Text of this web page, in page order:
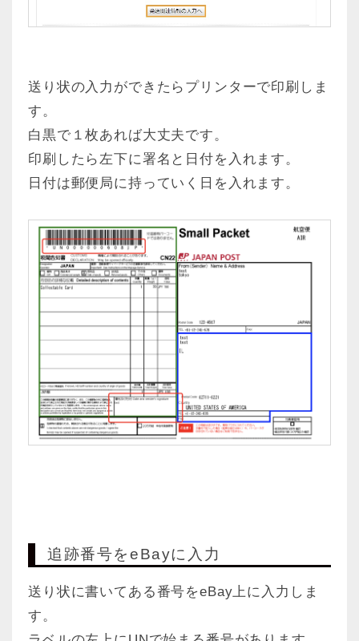
送り状の入力ができたらプリンターで印刷しま
す。
白黒で１枚あれば大丈夫です。
印刷したら左下に署名と日付を入れます。
日付は郵便局に持っていく日を入れます。
追跡番号をeBayに入力
送り状に書いてある番号をeBay上に入力しま
す。